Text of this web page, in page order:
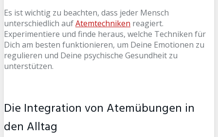
Es ist wichtig zu beachten, dass jeder Mensch
unterschiedlich aufAtemtechniken reagiert.
Experimentiere und finde heraus, welche Techniken für
Dich am besten funktionieren, um Deine Emotionen zu
regulieren und Deine psychische Gesundheit zu
unterstützen.
Die Integration von Atemübungen in
den Alltag